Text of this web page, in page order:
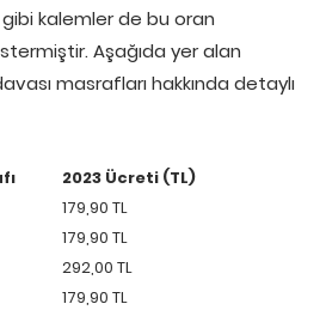
kalemler de bu oran
Aşağıda yer alan
masrafları hakkında detaylı
2023 Ücreti (TL)
179,90 TL
179,90 TL
292,00 TL
179,90 TL